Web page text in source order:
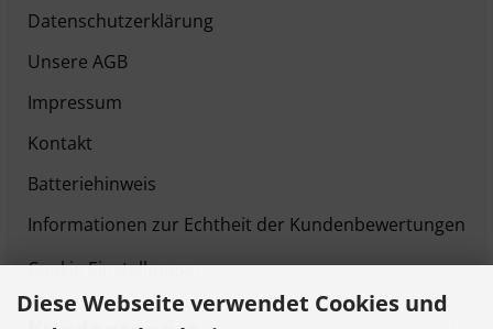
Datenschutzerklärung
Unsere AGB
Impressum
Kontakt
Batteriehinweis
Informationen zur Echtheit der Kundenbewertungen
Cookie Einstellungen
Diese Webseite verwendet Cookies und